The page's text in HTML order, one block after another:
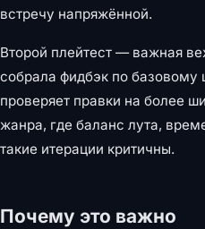
встречу напряжённой.
Второй плейтест — важная
собрала фидбэк по базовому
проверяет правки на более
жанра, где баланс лута,
такие итерации критичны.
Почему это важно